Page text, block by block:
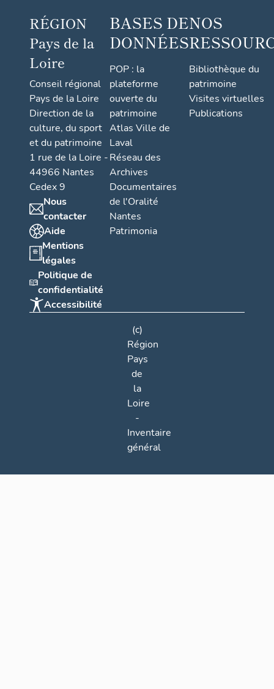
RÉGION
Pays de la
Loire
Conseil régional
Pays de la Loire
Direction de la
culture, du sport
et du patrimoine
1 rue de la Loire -
44966 Nantes
Cedex 9
Nous
contacter
Aide
Mentions
légales
Politique de
confidentialité
Accessibilité
BASES DE
DONNÉES
POP : la
plateforme
ouverte du
patrimoine
Atlas Ville de
Laval
Réseau des
Archives
Documentaires
de l'Oralité
Nantes
Patrimonia
NOS
Bibliothèque du
patrimoine
Visites virtuelles
Publications
(c)
Région
Pays
de
la
Loire
-
Inventaire
général